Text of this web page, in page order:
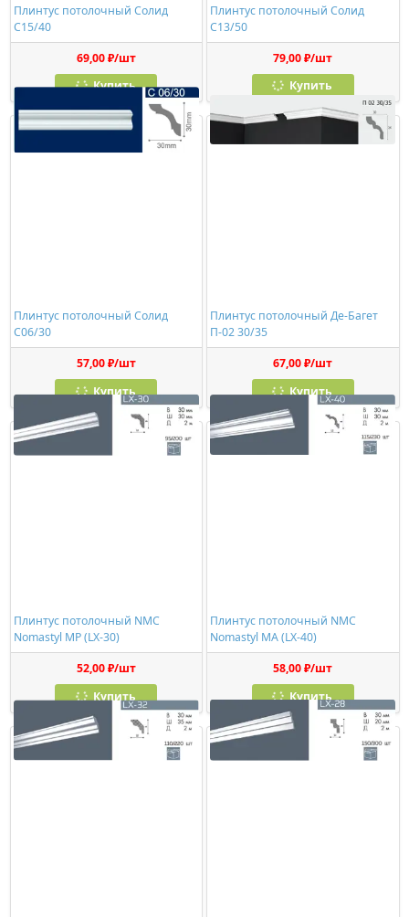
Плинтус потолочный Солид
C15/40
69,00 ₽/шт
Купить
Плинтус потолочный Солид
С13/50
79,00 ₽/шт
Купить
Плинтус потолочный Солид
С06/30
57,00 ₽/шт
Купить
Плинтус потолочный Де-Багет
П-02 30/35
67,00 ₽/шт
Купить
Плинтус потолочный NMC
Nomastyl MP (LX-30)
52,00 ₽/шт
Купить
Плинтус потолочный NMC
Nomastyl MA (LX-40)
58,00 ₽/шт
Купить